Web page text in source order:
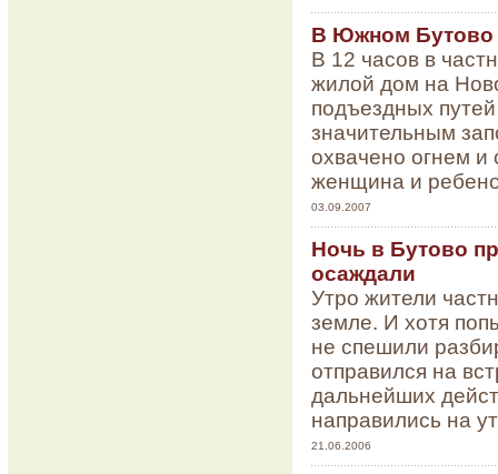
В Южном Бутово
В 12 часов в
жилой дом на
подъездных
значительным
охвачено огнем
женщина и
03.09.2007
Ночь в Бутово
осаждали
Утро жители
земле. И хотя
не спешили
отправился на
дальнейших
направились на
21.06.2006